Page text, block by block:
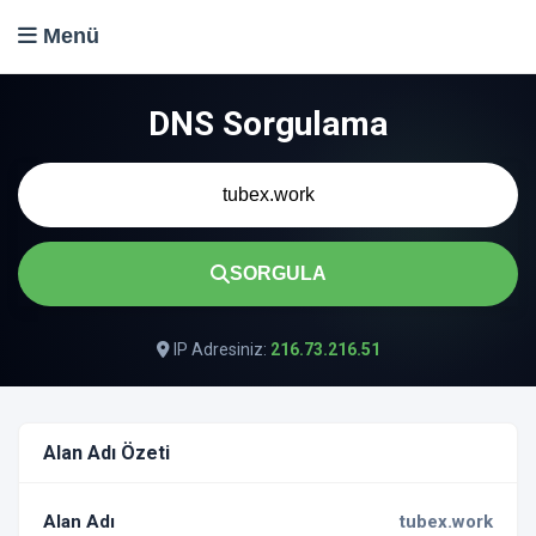
Menü
DNS Sorgulama
SORGULA
IP Adresiniz: 216.73.216.51
Alan Adı Özeti
Alan Adı tubex.work